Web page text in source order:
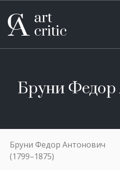
Бруни Федор
Бруни Федор Антонович
(1799–1875)